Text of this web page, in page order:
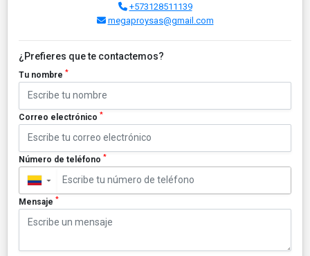
+573128511139
megaproysas@gmail.com
¿Prefieres que te contactemos?
Tu nombre *
Correo electrónico *
Número de teléfono *
▼
Mensaje *